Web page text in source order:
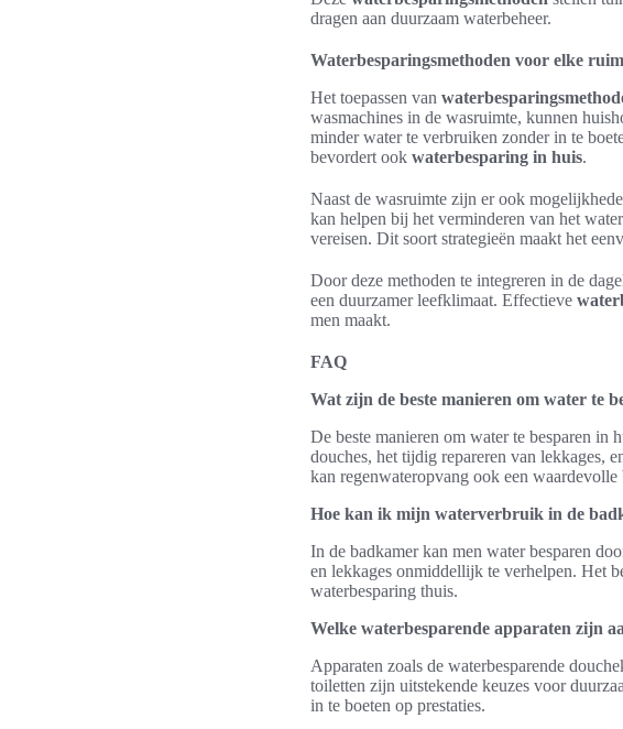
dragen aan duurzaam waterbeheer.
Waterbesparingsmethoden voor elke
Het toepassen van
wasmachines in de wasruimte, kunnen
minder water te verbruiken zonder in te
bevordert ook waterbesparing in huis.
Naast de wasruimte zijn er ook
kan helpen bij het verminderen van het
vereisen. Dit soort strategieën maakt het
Door deze methoden te integreren in de
een duurzamer leefklimaat. Effectieve
men maakt.
FAQ
Wat zijn de beste manieren om water te
De beste manieren om water te besparen in
douches, het tijdig repareren van lekkages,
kan regenwateropvang ook een waardevolle
Hoe kan ik mijn waterverbruik in de
In de badkamer kan men water besparen
en lekkages onmiddellijk te verhelpen. Het
waterbesparing thuis.
Welke waterbesparende apparaten zijn
Apparaten zoals de waterbesparende
toiletten zijn uitstekende keuzes voor
in te boeten op prestaties.